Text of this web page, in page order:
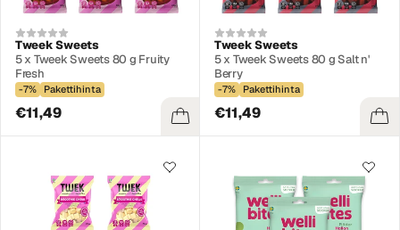
Tweek Sweets
5 x Tweek Sweets 80 g Fruity
Fresh
-7% Pakettihinta
€11,49
Tweek Sweets
5 x Tweek Sweets 80 g Salt n'
Berry
-7% Pakettihinta
€11,49